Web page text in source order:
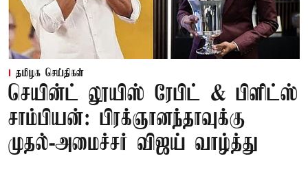
தமிழக செய்திகள்
செயின்ட் லூயிஸ் ரேபிட் & பிளிட்ஸ்
சாம்பியன்: பிரக்ஞானந்தாவுக்கு
முதல்-அமைச்சர் விஜய் வாழ்த்து